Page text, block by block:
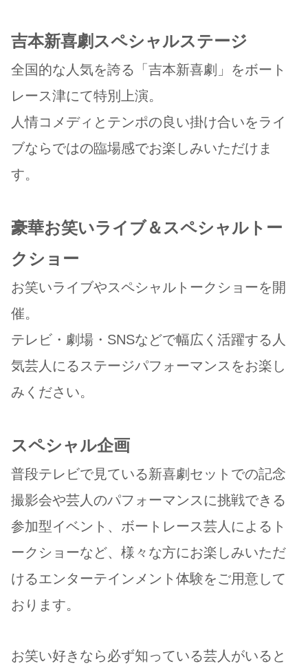
吉本新喜劇スペシャルステージ
全国的な人気を誇る「吉本新喜劇」をボート
レース津にて特別上演。
人情コメディとテンポの良い掛け合いをライ
ブならではの臨場感でお楽しみいただけま
す。
豪華お笑いライブ＆スペシャルトー
クショー
お笑いライブやスペシャルトークショーを開
催。
テレビ・劇場・SNSなどで幅広く活躍する人
気芸人にるステージパフォーマンスをお楽し
みください。
スペシャル企画
普段テレビで見ている新喜劇セットでの記念
撮影会や芸人のパフォーマンスに挑戦できる
参加型イベント、ボートレース芸人によるト
ークショーなど、様々な方にお楽しみいただ
けるエンターテインメント体験をご用意して
おります。
お笑い好きなら必ず知っている芸人がいると